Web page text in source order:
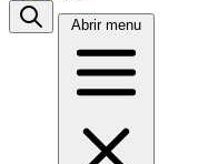
Abrir menu